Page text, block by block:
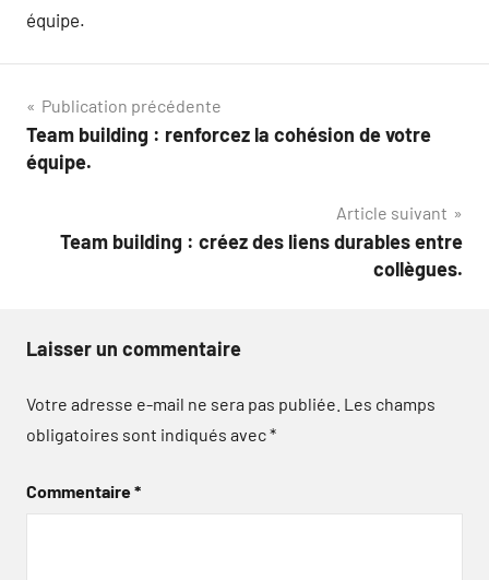
équipe.
Navigation
de
Publication précédente
Team building : renforcez la cohésion de votre
équipe.
Article suivant
Team building : créez des liens durables entre
collègues.
Laisser un commentaire
Votre adresse e-mail ne sera pas publiée. Les champs
obligatoires sont indiqués avec*
Commentaire*